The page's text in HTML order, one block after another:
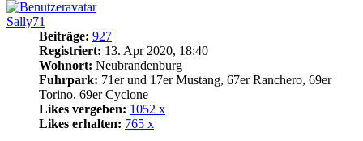
Sally71
Beiträge: 927
Registriert: 13. Apr 2020, 18:40
Wohnort: Neubrandenburg
Fuhrpark: 71er und 17er Mustang, 67er Ranchero, 69er
Torino, 69er Cyclone
Likes vergeben: 1052 x
Likes erhalten: 765 x